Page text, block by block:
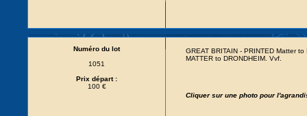
Numéro du lot
1051
Prix départ :
100 €
GREAT BRITAIN - PRINTED Matter
MATTER to DRONDHEIM. Vvf.
Cliquer sur une photo pour